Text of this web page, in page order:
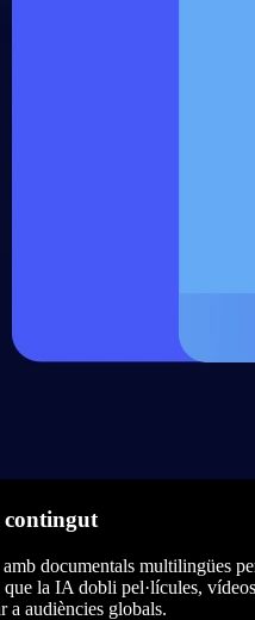
contingut
documentals multilingües
la IA dobli pel·lícules,
a audiències globals.